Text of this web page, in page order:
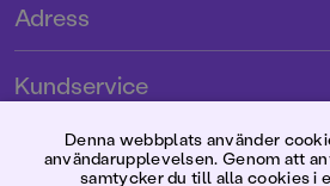
Adress
Tryckerigatan 4
Kundservice
Kontakta oss
Kundservice
FörlagetDenna webbplats använder
användarupplevelsen. Genom att
samtycker du till alla cookies i